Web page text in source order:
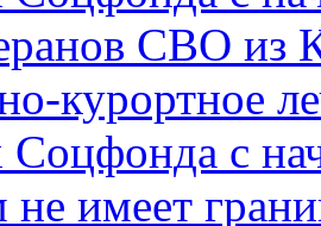
СВО из
курортное
Соцфонда с
не имеет